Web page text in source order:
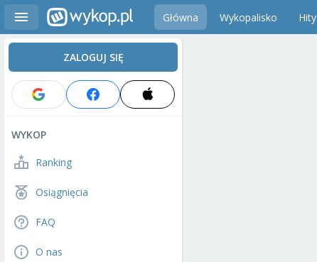
Główna Wykopalisko Hity
ZALOGUJ SIĘ
WYKOP
Ranking
Osiągnięcia
FAQ
O nas